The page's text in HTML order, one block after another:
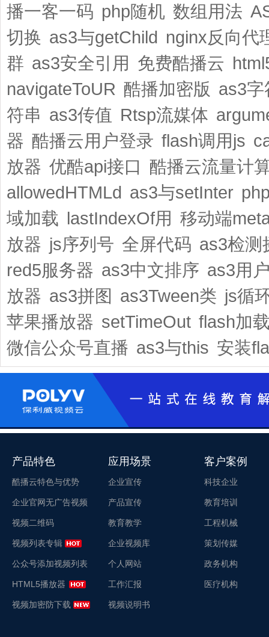
播一客一码 php随机 数组用法
切换 as3与getChild nginx反向代
群 as3安全引用 免费酷播云
navigateToUR 酷播加密版 as3字
符串 as3传值 Rtsp流媒体
器 酷播云用户登录 flash调用js
放器 优酷api接口 酷播云流量计
allowedHTMLd as3与setInter
域加载 lastIndexOf用 移动端
放器 js序列号 全屏代码 as3检测
red5服务器 as3中文排序 as3用
放器 as3拼图 as3Tween类 js循
苹果播放器 setTimeOut flash加
微信公众号直播 as3与this 安装
产品特色
酷播云特色与优势
企业官网无广告视频
视频二维码
视频列表专辑
公众号添加视频列表
HTML5播放器
视频加密防下载
应用场景
企业宣传
产品宣传
教育教学
企业视频库
个人网站
工作汇报
视频说明书
客户案例
科技企业
教育培训
工程机械
策划传媒
政务机构
医疗机构